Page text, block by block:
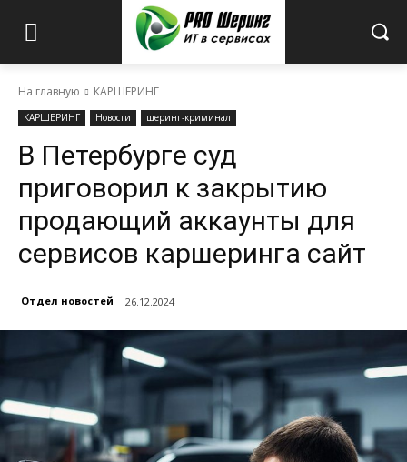
На главную КАРШЕРИНГ
КАРШЕРИНГ Новости шеринг-криминал
В Петербурге суд
приговорил к закрытию
продающий аккаунты для
сервисов каршеринга сайт
Отдел новостей 26.12.2024